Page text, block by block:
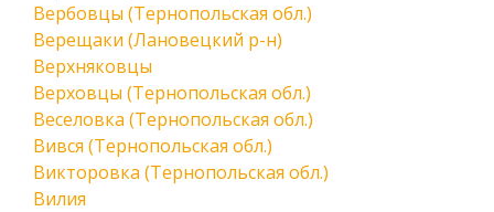
Вербовцы (Тернопольская обл.)
Верещаки (Лановецкий р-н)
Верхняковцы
Верховцы (Тернопольская обл.)
Веселовка (Тернопольская обл.)
Вився (Тернопольская обл.)
Викторовка (Тернопольская обл.)
Вилия